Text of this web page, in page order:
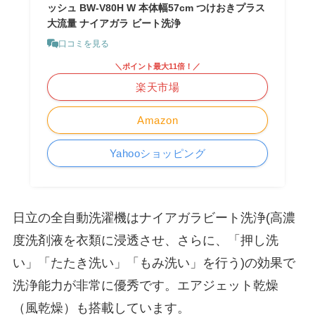
ッシュ BW-V80H W 本体幅57cm つけおきプラス
大流量 ナイアガラ ビート洗浄
口コミを見る
Amazon
＼ポイント最大11倍！／
楽天市場
Yahooショッピング
日立の全自動洗濯機はナイアガラビート洗浄(高濃
度洗剤液を衣類に浸透させ、さらに、「押し洗
い」「たたき洗い」「もみ洗い」を行う)の効果で
洗浄能力が非常に優秀です。エアジェット乾燥
（風乾燥）も搭載しています。